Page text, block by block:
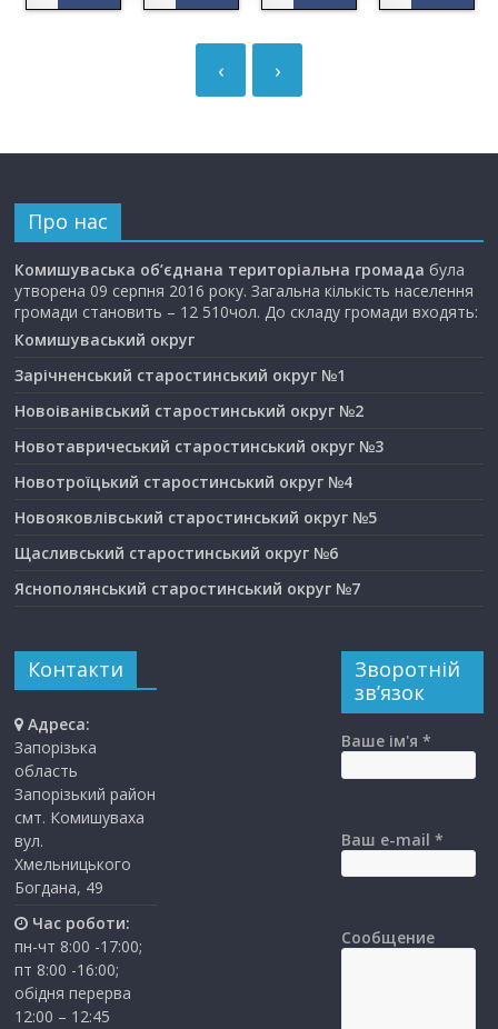
›
‹
Про нас
Комишуваська об’єднана територіальна громада була
утворена 09 серпня 2016 року. Загальна кількість населення
громади становить – 12 510чол. До складу громади входять:
Комишуваський округ
Зарічненський старостинський округ №1
Новоіванівський старостинський округ №2
Новотавричеський старостинський округ №3
Новотроїцький старостинський округ №4
Новояковлівський старостинський округ №5
Щасливський старостинський округ №6
Яснополянський старостинський округ №7
Контакти
Адреса:
Запорізька
область
Запорізький район
смт. Комишуваха
вул.
Хмельницького
Богдана, 49
Час роботи:
пн-чт 8:00 -17:00;
пт 8:00 -16:00;
обідня перерва
12:00 – 12:45
Зворотній
зв’язок
Ваше ім'я *
Ваш e-mail *
Сообщение